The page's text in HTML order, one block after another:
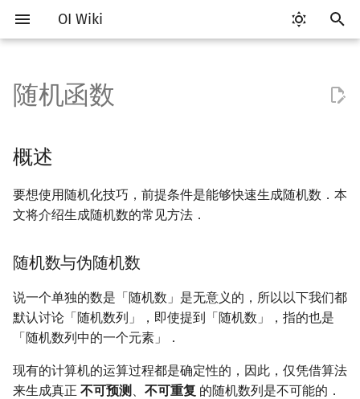
OI Wiki
入
以
始
搜
Getting Started
关于本项目
如何参与
OI Wiki 不是什么
格式手册
数学符号表
F.A.Q.
镜像站列表
比赛相关简介
赛事
题型
学习路线
学习资源
技巧
常见错误
出题
工具软件简介
代码编辑工具
VS Code
Notepad++
Dev-C++
评测工具 Cena
命令行
命令行编译与调试
编译器
WSL (Windows 10)
Special Judge
Generator
Checker
语言基础简介
C++ 基础
变量
高级数据类型
文件操作
C++ 标准库 STL 算法
pair
C++ 进阶
值类别
常量
Lambda 表达式
C++ 与其他常用语言的区别
Pascal 转 C++ 急救
Python 速成
Java 速成
算法基础简介
复杂度
枚举
递归 & 分治
贪心
排序
冒泡排序
基数排序
归并排序
前缀和 & 差分
搜索部分简介
DFS（搜索）
BFS（搜索）
双向搜索
启发式搜索
A*
迭代加深搜索
IDA*
动态规划部分简介
动态规划基础
记忆化搜索
背包 DP
区间 DP
DAG 上的 DP
树形 DP
状压 DP
斜率优化
WQS 二分
字符串部分简介
字符串基础
标准库
字符串匹配
字符串哈希
字典树 (Trie)
前缀函数与 KMP 算法
Boyer–Moore 算法
数学部分简介
布尔代数
数字系统 平衡三进制
位操作
二进制集合操作
高精度计算
快速幂
置换和排列
素数
筛法
裴蜀定理 & 一次不定方程
快速傅里叶变换
Chirp Z 变换
多项式多点求值|快速插值
容斥原理
卡特兰数
贝尔数
内积和外积
行列式
线性基
环论
随机变量
零和游戏
高斯消元
数据结构部分简介
栈
队列
哈希表
并查集
配对堆
块状数据结构
块状链表
李超线段树
Kinetic Tournament Tree
Splay 树
笛卡尔树
AVL 树
可持久化块状数组
可持久化可并堆
线段树套平衡树
Euler Tour Tree
图论部分简介
图论相关概念
图的存储
DFS（图论）
BFS（图论）
树上问题
树的中心
树链剖分
虚树
有向无环图
拓扑排序
k 短路
最小直径生成树
割点和桥
最小割
Stoer–Wagner 算法
二分图最大权匹配
稳定匹配
计算几何部分简介
二维计算几何基础
三维计算几何基础
Pick 定理
三角剖分
凸包
扫描线
离线算法简介
CDQ 分治
整体二分
莫队算法
带修改莫队
二维莫队
莫队配合 bitset
概述
随机数与伪随机数
实现
rand
预定义随机数生成器
mt19937
minstd_rand0
random_shuffle
RMQ
并查集应用
括号序列
线段树与离线询问
随机函数
概述
要想使用随机化技巧，前提条件是能够快速生成随机数．本
文将介绍生成随机数的常见方法．
随机数与伪随机数
说一个单独的数是「随机数」是无意义的，所以以下我们都
默认讨论「随机数列」，即使提到「随机数」，指的也是
「随机数列中的一个元素」．
现有的计算机的运算过程都是确定性的，因此，仅凭借算法
来生成真正 不可预测 、 不可重复 的随机数列是不可能的．